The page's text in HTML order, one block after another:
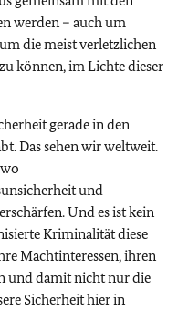
werden – auch um
die meist verletzlichen
können, im Lichte dieser
gerade in den
Das sehen wir weltweit.
und
Und es ist kein
Kriminalität diese
Machtinteressen, ihren
und damit nicht nur die
Sicherheit hier in